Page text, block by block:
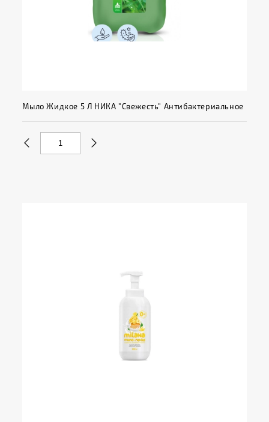
Мыло Жидкое 5 Л НИКА "Свежесть" Антибактериальное